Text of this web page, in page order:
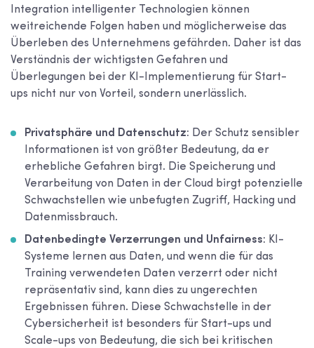
Integration intelligenter Technologien können
weitreichende Folgen haben und möglicherweise das
Überleben des Unternehmens gefährden. Daher ist das
Verständnis der wichtigsten Gefahren und
Überlegungen bei der KI-Implementierung für Start-
ups nicht nur von Vorteil, sondern unerlässlich.
Privatsphäre und Datenschutz: Der Schutz sensibler
Informationen ist von größter Bedeutung, da er
erhebliche Gefahren birgt. Die Speicherung und
Verarbeitung von Daten in der Cloud birgt potenzielle
Schwachstellen wie unbefugten Zugriff, Hacking und
Datenmissbrauch.
Datenbedingte Verzerrungen und Unfairness: KI-
Systeme lernen aus Daten, und wenn die für das
Training verwendeten Daten verzerrt oder nicht
repräsentativ sind, kann dies zu ungerechten
Ergebnissen führen. Diese Schwachstelle in der
Cybersicherheit ist besonders für Start-ups und
Scale-ups von Bedeutung, die sich bei kritischen